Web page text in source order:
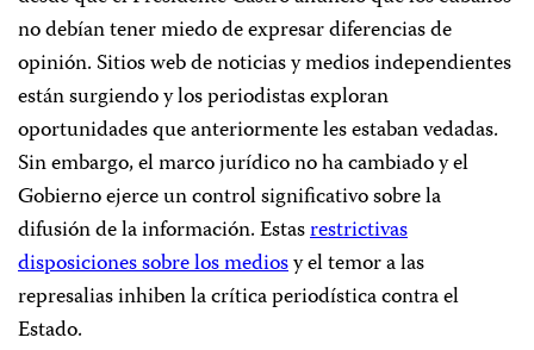
no debían tener miedo de expresar diferencias de
opinión. Sitios web de noticias y medios independientes
están surgiendo y los periodistas exploran
oportunidades que anteriormente les estaban vedadas.
Sin embargo, el marco jurídico no ha cambiado y el
Gobierno ejerce un control significativo sobre la
difusión de la información. Estasrestrictivas
disposiciones sobre los mediosy el temor a las
represalias inhiben la crítica periodística contra el
Estado.